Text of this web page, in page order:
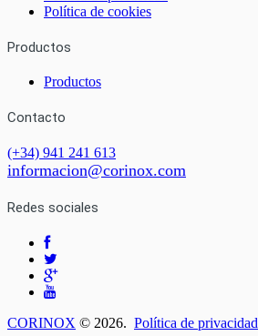
Política de cookies
Productos
Productos
Contacto
(+34) 941 241 613
informacion@corinox.com
Redes sociales
CORINOX © 2026. Política de privacidad